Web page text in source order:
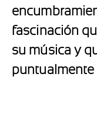
fascinación
su música y
puntualmente